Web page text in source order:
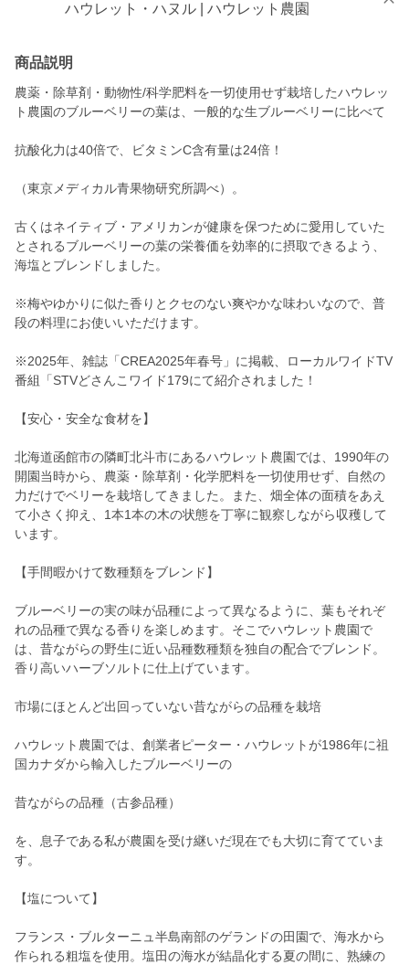
ハウレット・ハヌル | ハウレット農園
商品説明
農薬・除草剤・動物性/科学肥料を一切使用せず栽培したハウレッ
ト農園のブルーベリーの葉は、一般的な生ブルーベリーに比べて
抗酸化力は40倍で、ビタミンC含有量は24倍！
（東京メディカル青果物研究所調べ）。
古くはネイティブ・アメリカンが健康を保つために愛用していた
とされるブルーベリーの葉の栄養価を効率的に摂取できるよう、
海塩とブレンドしました。
※梅やゆかりに似た香りとクセのない爽やかな味わいなので、普
段の料理にお使いいただけます。
※2025年、雑誌「CREA2025年春号」に掲載、ローカルワイドTV
番組「STVどさんこワイド179にて紹介されました！
【安心・安全な食材を】
北海道函館市の隣町北斗市にあるハウレット農園では、1990年の
開園当時から、農薬・除草剤・化学肥料を一切使用せず、自然の
力だけでベリーを栽培してきました。また、畑全体の面積をあえ
て小さく抑え、1本1本の木の状態を丁寧に観察しながら収穫して
います。
【手間暇かけて数種類をブレンド】
ブルーベリーの実の味が品種によって異なるように、葉もそれぞ
れの品種で異なる香りを楽しめます。そこでハウレット農園で
は、昔ながらの野生に近い品種数種類を独自の配合でブレンド。
香り高いハーブソルトに仕上げています。
市場にほとんど出回っていない昔ながらの品種を栽培
ハウレット農園では、創業者ピーター・ハウレットが1986年に祖
国カナダから輸入したブルーベリーの
昔ながらの品種（古参品種）
を、息子である私が農園を受け継いだ現在でも大切に育てていま
す。
【塩について】
フランス・ブルターニュ半島南部のゲランドの田園で、海水から
作られる粗塩を使用。塩田の海水が結晶化する夏の間に、熟練の